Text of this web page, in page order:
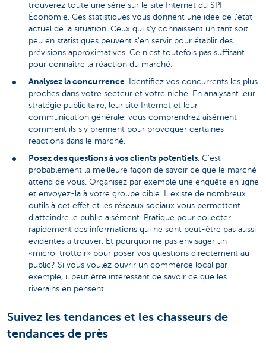
trouverez toute une série sur le site Internet du SPF
Économie. Ces statistiques vous donnent une idée de l'état
actuel de la situation. Ceux qui s'y connaissent un tant soit
peu en statistiques peuvent s'en servir pour établir des
prévisions approximatives. Ce n'est toutefois pas suffisant
pour connaître la réaction du marché.
Analysez la concurrence. Identifiez vos concurrents les plus
proches dans votre secteur et votre niche. En analysant leur
stratégie publicitaire, leur site Internet et leur
communication générale, vous comprendrez aisément
comment ils s'y prennent pour provoquer certaines
réactions dans le marché.
Posez des questions à vos clients potentiels. C'est
probablement la meilleure façon de savoir ce que le marché
attend de vous. Organisez par exemple une enquête en ligne
et envoyez-la à votre groupe cible. Il existe de nombreux
outils à cet effet et les réseaux sociaux vous permettent
d'atteindre le public aisément. Pratique pour collecter
rapidement des informations qui ne sont peut-être pas aussi
évidentes à trouver. Et pourquoi ne pas envisager un
«micro-trottoir» pour poser vos questions directement au
public? Si vous voulez ouvrir un commerce local par
exemple, il peut être intéressant de savoir ce que les
riverains en pensent.
Suivez les tendances et les chasseurs de
tendances de près